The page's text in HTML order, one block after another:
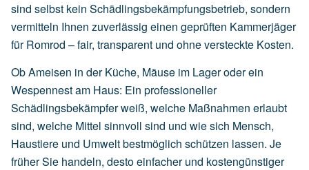
sind selbst kein Schädlingsbekämpfungsbetrieb, sondern
vermitteln Ihnen zuverlässig einen geprüften Kammerjäger
für Romrod – fair, transparent und ohne versteckte Kosten.
Ob Ameisen in der Küche, Mäuse im Lager oder ein
Wespennest am Haus: Ein professioneller
Schädlingsbekämpfer weiß, welche Maßnahmen erlaubt
sind, welche Mittel sinnvoll sind und wie sich Mensch,
Haustiere und Umwelt bestmöglich schützen lassen. Je
früher Sie handeln, desto einfacher und kostengünstiger